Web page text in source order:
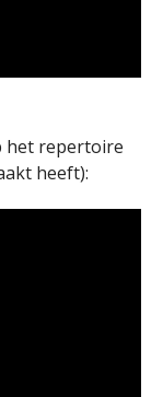
het repertoire
heeft):